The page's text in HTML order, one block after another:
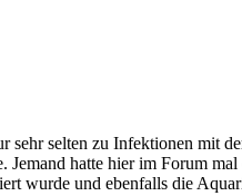
sehr selten zu Infektionen mit
hatte hier im Forum
wurde und ebenfalls die